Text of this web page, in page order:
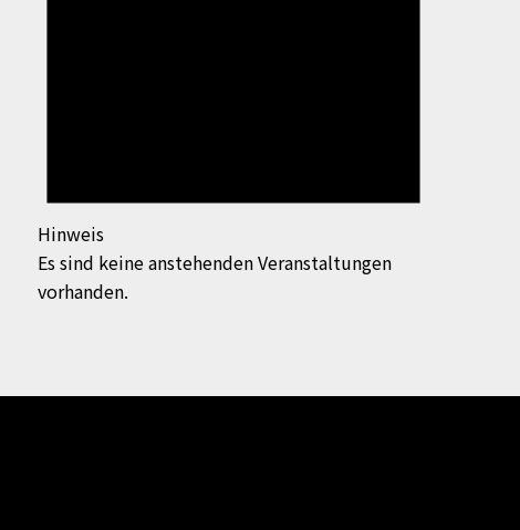
Hinweis
Es sind keine anstehenden Veranstaltungen
vorhanden.